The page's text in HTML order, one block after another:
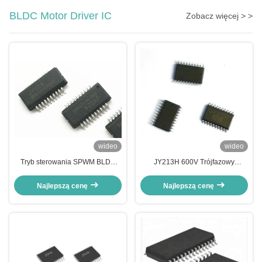
BLDC Motor Driver IC Zobacz więcej > >
wideo
Tryb sterowania SPWM BLDC
dwustronną N-kanałową
prostokątem silnika
Najlepszą cenę
wideo
JY213H 600V Trójfazowy
MOSFET & IGBT Driver dla 3-
fazowego sterownika silnika bldc
Najlepszą cenę